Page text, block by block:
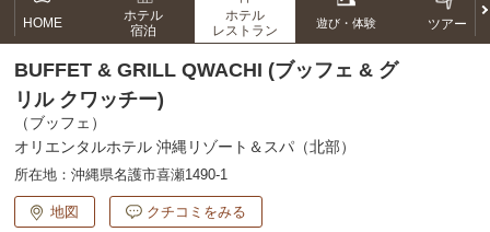
HOME
ホテル
宿泊
ホテル
レストラン
遊び・体験 ツアー
BUFFET & GRILL QWACHI (ブッフェ & グ
リル クワッチー)
（ブッフェ）
オリエンタルホテル 沖縄リゾート＆スパ（北部）
所在地： 沖縄県名護市喜瀬1490-1
地図 クチコミをみる